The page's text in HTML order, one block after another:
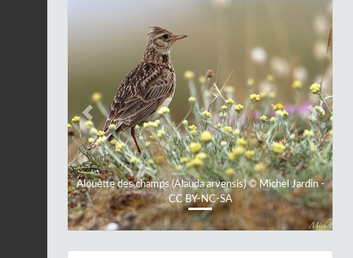
Alouette des champs (Alauda arvensis) © Michel Jardin -
CC BY-NC-SA
Previous Next